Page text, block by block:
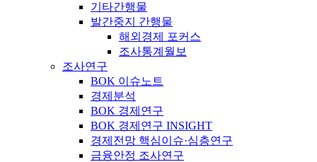
기타간행물
발간중지 간행물
해외경제 포커스
조사통계월보
조사연구
BOK 이슈노트
경제분석
BOK 경제연구
BOK 경제연구 INSIGHT
경제전망 핵심이슈·심층연구
금융안정 조사연구